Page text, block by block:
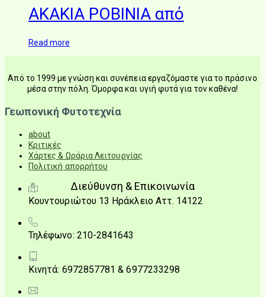
ΑΚΑΚΙΑ ΡΟΒΙΝΙΑ από
Read more
Από το 1999 με γνώση και συνέπεια εργαζόμαστε για το πράσινο
μέσα στην πόλη. Όμορφα και υγιή φυτά για τον καθένα!
Γεωπονική Φυτοτεχνία
about
Κριτικές
Χάρτες & Ωράρια Λειτουργίας
Πολιτική απορρήτου
Διεύθυνση & Επικοινωνία
Κουντουριώτου 13 Ηράκλειο Αττ. 14122
Τηλέφωνο: 210-2841643
Κινητά: 6972857781 & 6977233298